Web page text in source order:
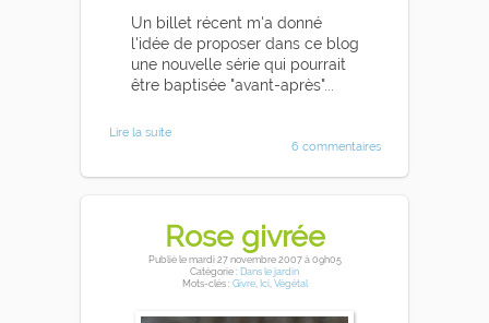
Un billet récent m'a donné
l'idée de proposer dans ce blog
une nouvelle série qui pourrait
être baptisée "avant-après"...
Lire la suite
6 commentaires
Rose givrée
Publiéle mardi 27 novembre 2007à 09h05
Catégorie : Dans le jardin
Mots-clés : Givre, Ici, Végétal